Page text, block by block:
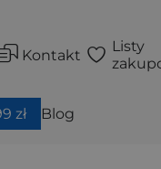
Kontakt
Listy
zł Blog